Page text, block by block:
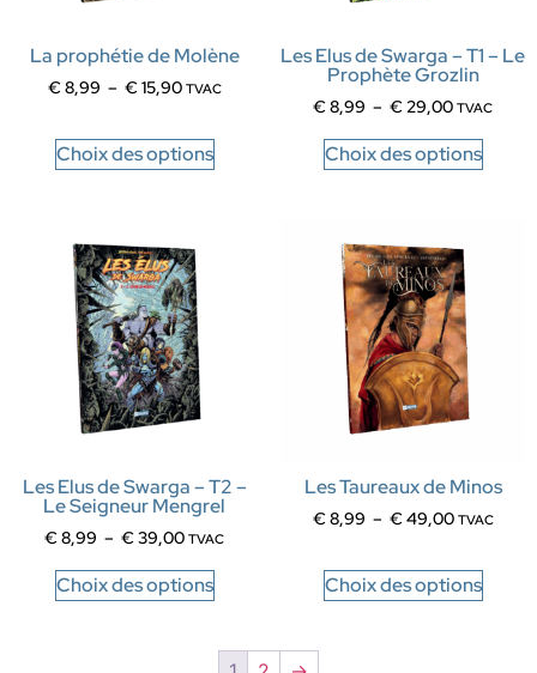
La prophétie de Molène
€8,99 – €15,90 TVAC
Choix des options
Les Elus de Swarga – T1 – Le
Prophète Grozlin
€8,99 – € 29,00 TVAC
Choix des options
Les Elus de Swarga – T2 –
Le Seigneur Mengrel
€8,99 – €39,00 TVAC
Choix des options
Les Taureaux de Minos
€8,99 – €49,00 TVAC
Choix des options